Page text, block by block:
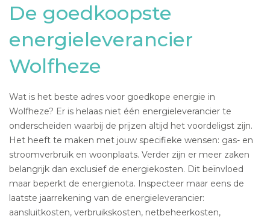
De goedkoopste
energieleverancier
Wolfheze
Wat is het beste adres voor goedkope energie in
Wolfheze? Er is helaas niet één energieleverancier te
onderscheiden waarbij de prijzen altijd het voordeligst zijn.
Het heeft te maken met jouw specifieke wensen: gas- en
stroomverbruik en woonplaats. Verder zijn er meer zaken
belangrijk dan exclusief de energiekosten. Dit beïnvloed
maar beperkt de energienota. Inspecteer maar eens de
laatste jaarrekening van de energieleverancier:
aansluitkosten, verbruikskosten, netbeheerkosten,